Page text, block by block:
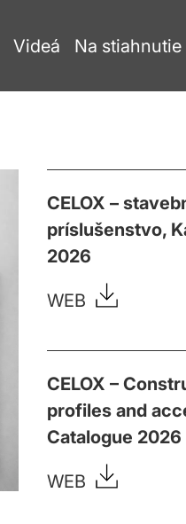
Videá Na stiahnutie
CELOX –
príslušenstvo,
2026
WEB
CELOX –
profiles and
Catalogue 2026
WEB